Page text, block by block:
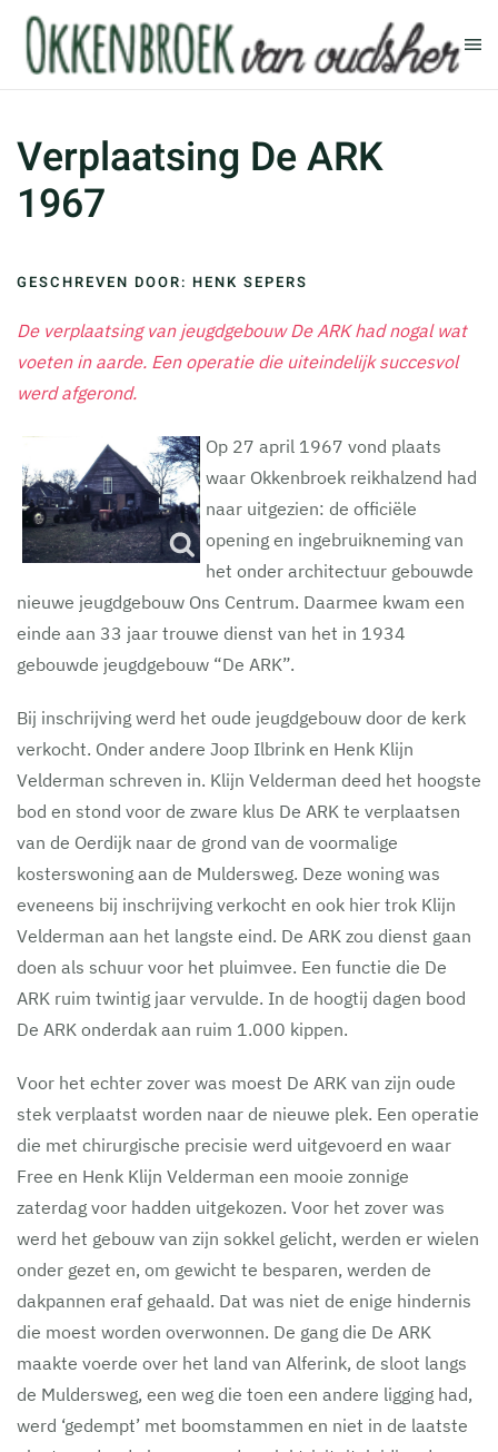
Terug naar hoofdinhoud
Verplaatsing De ARK
1967
GESCHREVEN DOOR: HENK SEPERS
De verplaatsing van jeugdgebouw De ARK had nogal wat
voeten in aarde. Een operatie die uiteindelijk succesvol
werd afgerond.
Op 27 april 1967 vond plaats
waar Okkenbroek reikhalzend had
naar uitgezien: de officiële
opening en ingebruikneming van
het onder architectuur gebouwde
nieuwe jeugdgebouw Ons Centrum. Daarmee kwam een
einde aan 33 jaar trouwe dienst van het in 1934
gebouwde jeugdgebouw “De ARK”.
Bij inschrijving werd het oude jeugdgebouw door de kerk
verkocht. Onder andere Joop Ilbrink en Henk Klijn
Velderman schreven in. Klijn Velderman deed het hoogste
bod en stond voor de zware klus De ARK te verplaatsen
van de Oerdijk naar de grond van de voormalige
kosterswoning aan de Muldersweg. Deze woning was
eveneens bij inschrijving verkocht en ook hier trok Klijn
Velderman aan het langste eind. De ARK zou dienst gaan
doen als schuur voor het pluimvee. Een functie die De
ARK ruim twintig jaar vervulde. In de hoogtij dagen bood
De ARK onderdak aan ruim 1.000 kippen.
Voor het echter zover was moest De ARK van zijn oude
stek verplaatst worden naar de nieuwe plek. Een operatie
die met chirurgische precisie werd uitgevoerd en waar
Free en Henk Klijn Velderman een mooie zonnige
zaterdag voor hadden uitgekozen. Voor het zover was
werd het gebouw van zijn sokkel gelicht, werden er wielen
onder gezet en, om gewicht te besparen, werden de
dakpannen eraf gehaald. Dat was niet de enige hindernis
die moest worden overwonnen. De gang die De ARK
maakte voerde over het land van Alferink, de sloot langs
de Muldersweg, een weg die toen een andere ligging had,
werd ‘gedempt’ met boomstammen en niet in de laatste